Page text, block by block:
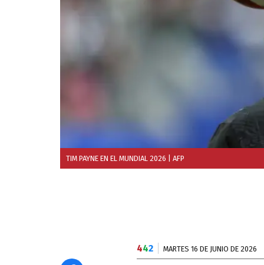
TIM PAYNE EN EL MUNDIAL 2026 | AFP
442 MARTES 16 DE JUNIO DE 2026